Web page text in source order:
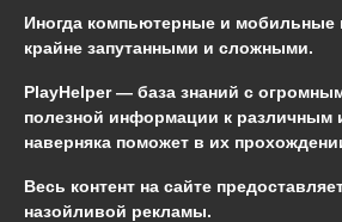
Иногда компьютерные и
крайне запутанными и сложными.
PlayHelper — база знаний с
полезной информации к различным
наверняка поможет в их
Весь контент на сайте
назойливой рекламы.